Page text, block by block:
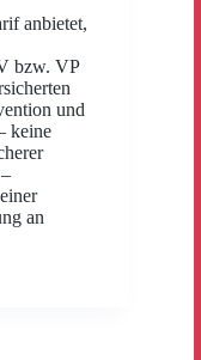
anbietet,
bzw. VP
und
keine
an